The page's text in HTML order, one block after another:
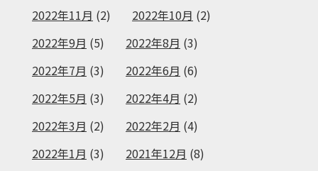
2022年11月 (2) 2022年10月 (2)
2022年9月 (5) 2022年8月 (3)
2022年7月 (3) 2022年6月 (6)
2022年5月 (3) 2022年4月 (2)
2022年3月 (2) 2022年2月 (4)
2022年1月 (3) 2021年12月 (8)